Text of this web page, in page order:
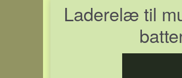
Laderelæ til